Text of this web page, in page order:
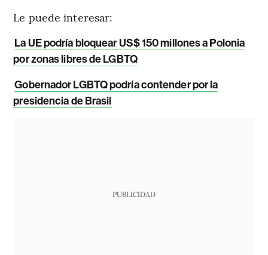
Le puede interesar:
La UE podría bloquear US$ 150 millones a Polonia
por zonas libres de LGBTQ
Gobernador LGBTQ podría contender por la
presidencia de Brasil
PUBLICIDAD